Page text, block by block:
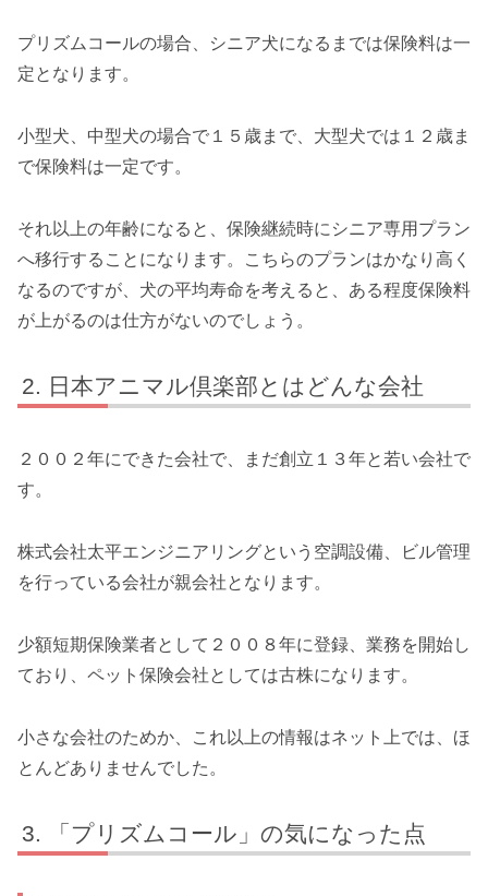
プリズムコールの場合、シニア犬になるまでは保険料は一
定となります。
小型犬、中型犬の場合で１５歳まで、大型犬では１２歳ま
で保険料は一定です。
それ以上の年齢になると、保険継続時にシニア専用プラン
へ移行することになります。こちらのプランはかなり高く
なるのですが、犬の平均寿命を考えると、ある程度保険料
が上がるのは仕方がないのでしょう。
日本アニマル倶楽部とはどんな会社
２００２年にできた会社で、まだ創立１３年と若い会社で
す。
株式会社太平エンジニアリングという空調設備、ビル管理
を行っている会社が親会社となります。
少額短期保険業者として２００８年に登録、業務を開始し
ており、ペット保険会社としては古株になります。
小さな会社のためか、これ以上の情報はネット上では、ほ
とんどありませんでした。
「プリズムコール」の気になった点